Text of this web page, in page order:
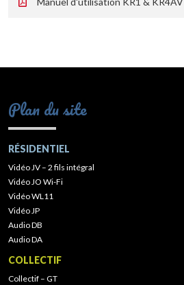
Plan du site
RÉSIDENTIEL
Vidéo JV – 2 fils intégral
Vidéo JO Wi-Fi
Vidéo WL11
Vidéo JP
Audio DB
Audio DA
COLLECTIF
Collectif – GT